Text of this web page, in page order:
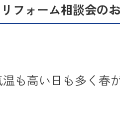
フォーム相談会の
も高い日も多く春